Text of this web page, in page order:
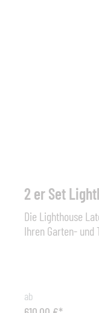
H 40 cm , Teak /
2 er Set
Die Lighthouse
Ihren Garten- und
Atmosphäre. Die
Atmosphäre, um
ab